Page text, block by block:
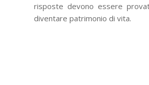
risposte devono essere
diventare patrimonio di vita.